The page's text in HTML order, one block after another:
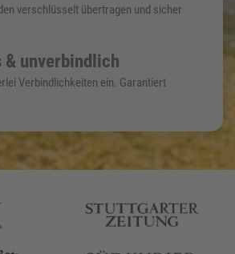
verschlüsselt übertragen und sicher
& unverbindlich
Verbindlichkeiten ein. Garantiert